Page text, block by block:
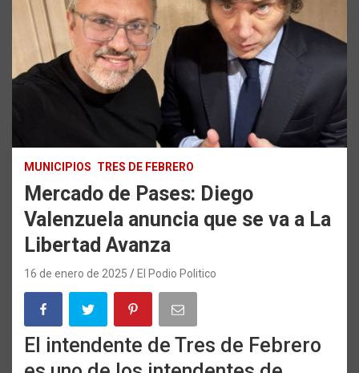
MUNICIPIOS TRES DE FEBRERO
Mercado de Pases: Diego
Valenzuela anuncia que se va a La
Libertad Avanza
16 de enero de 2025 El Podio Politico
El intendente de Tres de Febrero